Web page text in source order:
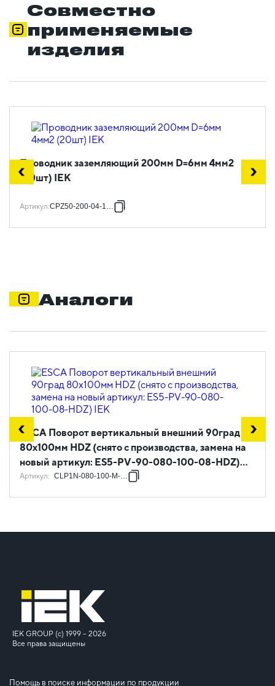
Совместно
применяемые
изделия
Проводник заземляющий 200мм D=6мм 4мм2
(20шт) IEK
Артикул:CPZ50-200-04-1-06
Аналоги
ESCA Поворот вертикальный внешний 90град
80х100мм HDZ (снято с производства, замена на
новый артикул: ES5-PV-90-080-100-08-HDZ)
IEK
Артикул: CLP1N-080-100-M-HDZ
IEK GROUP (c) 1999 – 2026
Все права защищены
Помощь в поиске информации по продукции